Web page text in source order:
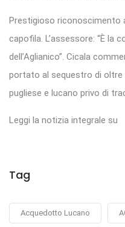
Prestigioso riconoscimento
capofila. L’assessore: “È la
dell’Aglianico”. Cicala
portato al sequestro di
pugliese e lucano privo di
Leggi la notizia integrale su
Tag
Acquedotto Lucano